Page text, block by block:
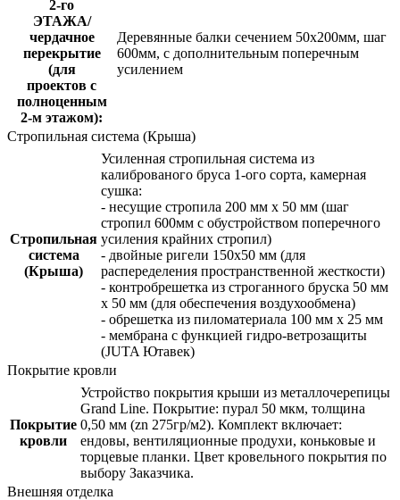
2-го
ЭТАЖА/
чердачное
перекрытие
(для
проектов с
полноценным
2-м этажом):
Деревянные балки сечением 50х200мм, шаг
600мм, с дополнительным поперечным
усилением
Стропильная система (Крыша)
Стропильная
система
(Крыша)
Усиленная стропильная система из
калиброваного бруса 1-ого сорта, камерная
сушка:
- несущие стропила 200 мм x 50 мм (шаг
стропил 600мм с обустройством поперечного
усиления крайних стропил)
- двойные ригели 150х50 мм (для
распеределения пространственной жесткости)
- контробрешетка из строганного бруска 50 мм
x 50 мм (для обеспечения воздухообмена)
- обрешетка из пиломатериала 100 мм x 25 мм
- мембрана с функцией гидро-ветрозащиты
(JUTA Ютавек)
Покрытие кровли
Покрытие
кровли
Устройство покрытия крыши из металлочерепицы
Grand Line. Покрытие: пурал 50 мкм, толщина
0,50 мм (zn 275гр/м2). Комплект включает:
ендовы, вентиляционные продухи, коньковые и
торцевые планки. Цвет кровельного покрытия по
выбору Заказчика.
Внешняя отделка